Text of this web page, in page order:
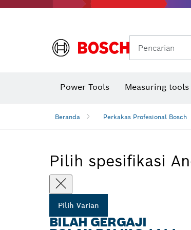
Pencarian
Power Tools Measuring tools
Beranda Perkakas Profesional Bosch
Pilih spesifikasi
Pilih Varian
BILAH GERGAJI